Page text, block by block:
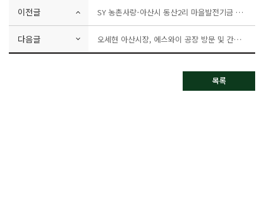
이전글 SY 농촌사랑-아산시 동산2리 마을발전기금 전달
다음글 오세현 아산시장, 에스와이 공장 방문 및 간담회 개최
목록